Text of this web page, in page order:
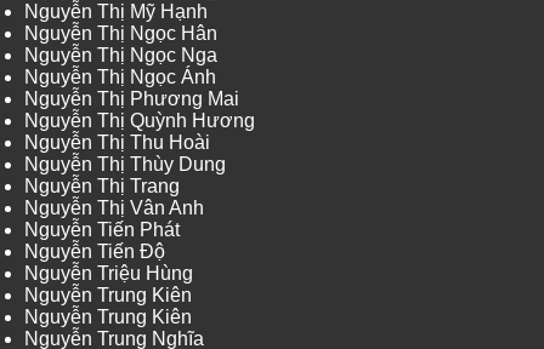
Nguyễn Thị Mỹ Hạnh
Nguyễn Thị Ngọc Hân
Nguyễn Thị Ngọc Nga
Nguyễn Thị Ngọc Ánh
Nguyễn Thị Phương Mai
Nguyễn Thị Quỳnh Hương
Nguyễn Thị Thu Hoài
Nguyễn Thị Thùy Dung
Nguyễn Thị Trang
Nguyễn Thị Vân Anh
Nguyễn Tiến Phát
Nguyễn Tiến Độ
Nguyễn Triệu Hùng
Nguyễn Trung Kiên
Nguyễn Trung Kiên
Nguyễn Trung Nghĩa